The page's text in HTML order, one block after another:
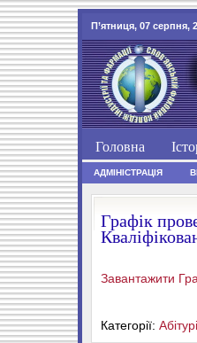
П’ятниця, 07 серпня,
Головна
АДМІНІСТРАЦІЯ
Графік
Завантажити
Категорії: